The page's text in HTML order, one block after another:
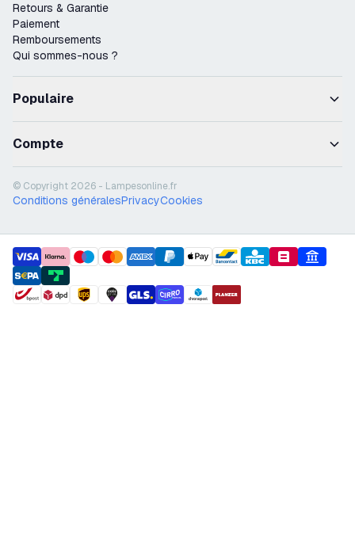
Retours & Garantie
Paiement
Remboursements
Qui sommes-nous ?
Populaire
Compte
© Copyright 2026 - Lampesonline.fr
Conditions généralesPrivacyCookies
payment methods
shipment methods